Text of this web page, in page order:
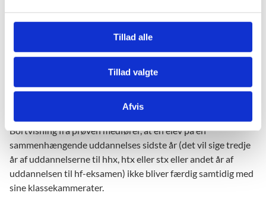
Tillad alle
Tillad valgte
Afvis
prøven afholdes i forvejen, dog senest i den tilsvarende
prøvetermin året efter. Dette betyder rent praktisk, at
eksaminanden kan aflægge sanktionsprøven, når
prøvehold i vinter- eller sommerterminen. Sygeterminen i
august kan ikke anvendes til en ny prøve for en bortvist elev,
jf. § 38, stk. 3, i den almene prøvebekendtgørelse.
Bortvisning fra prøven medfører, at en elev på en
sammenhængende uddannelses sidste år (det vil sige tredje
år af uddannelserne til hhx, htx eller stx eller andet år af
uddannelsen til hf-eksamen) ikke bliver færdig samtidig med
sine klassekammerater.